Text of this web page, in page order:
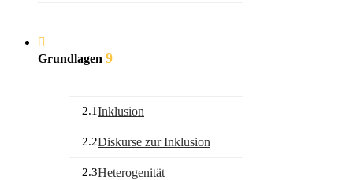
Grundlagen 9
2.1Inklusion
2.2Diskurse zur Inklusion
2.3Heterogenität